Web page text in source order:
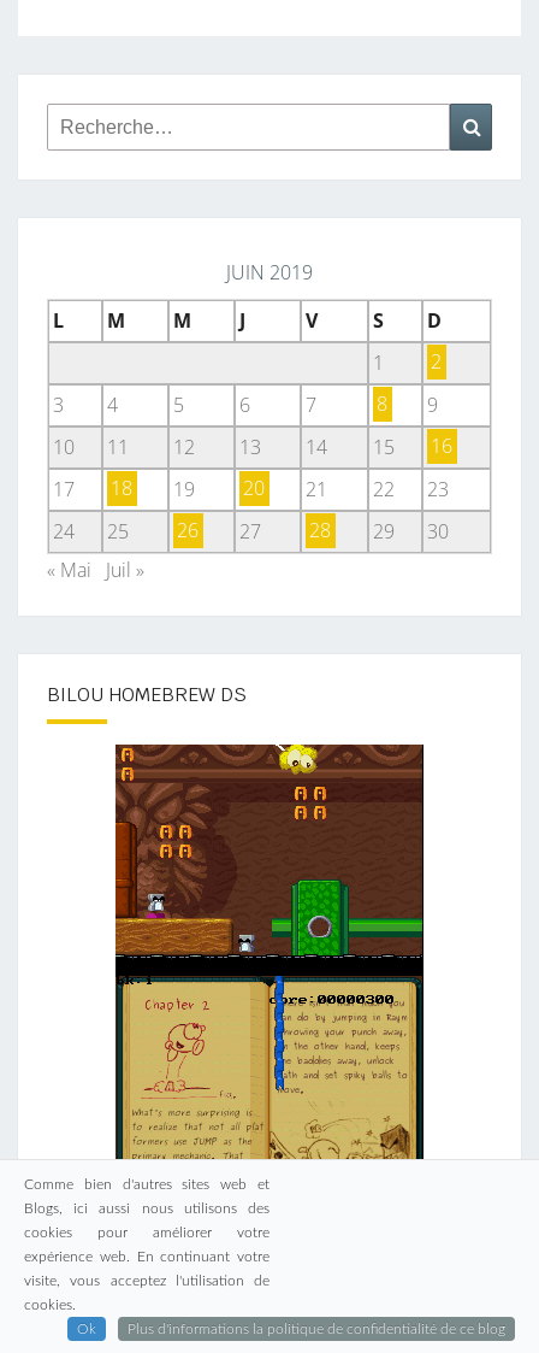
Rechercher :
JUIN 2019
L
M M J V S
D
1
2
3
4 5 6 7 8
9
10
11 12 13 14 15
16
17
18 19 20 21 22
23
24
25 26 27 28 29
30
« Mai
Juil »
BILOU HOMEBREW DS
ARTICLES LES PLUS VUS
Comme bien d'autres sites web et
Blogs, ici aussi nous utilisons des
cookies pour améliorer votre
expérience web. En continuant votre
visite, vous acceptez l'utilisation de
cookies.
Ok
Plus d'informations la politique de confidentialité de ce blog